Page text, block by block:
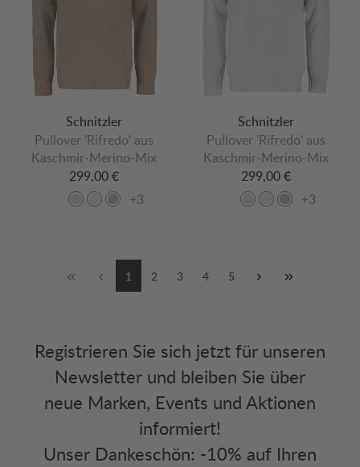
Schnitzler
Pullover 'Rifredo' aus
Kaschmir-Merino-Mix
299,00 €
+3
Schnitzler
Pullover 'Rifredo' aus
Kaschmir-Merino-Mix
299,00 €
+3
1 2 3 4 5
Registrieren Sie sich jetzt für unseren
Newsletter und bleiben Sie über
neue Marken, Events und Aktionen
informiert!
Unser Dankeschön: -10% auf Ihren